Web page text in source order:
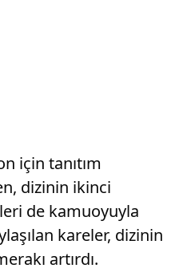
için tanıtım
dizinin ikinci
de kamuoyuyla
kareler, dizinin
artırdı.